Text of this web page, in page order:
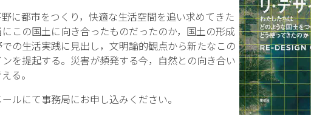
都市をつくり，快適な生活空間を追い求めてきた
国土に向き合ったものだったのか，国土の形成
活実践に見出し，文明論的観点から新たなこの
起する。災害が頻発する今，自然との向き合い
。
ルにて事務局にお申し込みください。